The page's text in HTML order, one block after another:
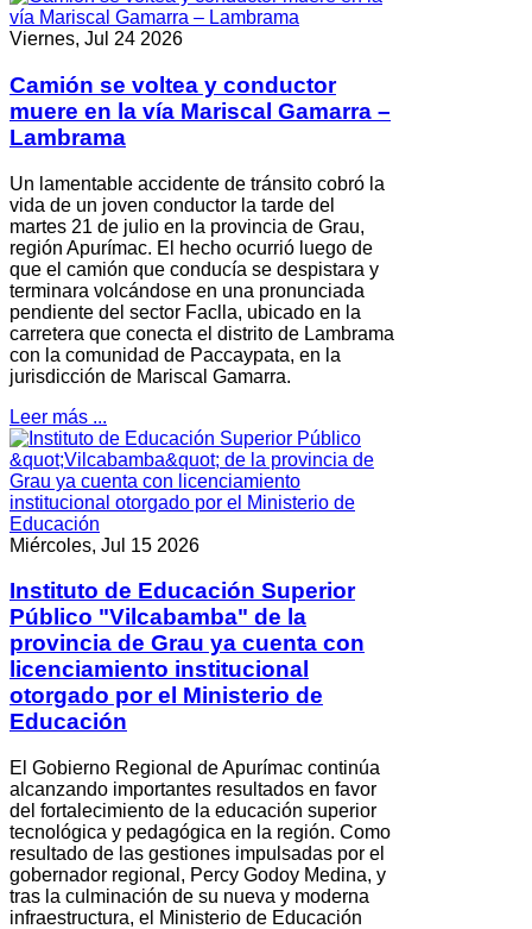
Viernes, Jul 24 2026
Camión se voltea y conductor
muere en la vía Mariscal Gamarra –
Lambrama
Un lamentable accidente de tránsito cobró la
vida de un joven conductor la tarde del
martes 21 de julio en la provincia de Grau,
región Apurímac. El hecho ocurrió luego de
que el camión que conducía se despistara y
terminara volcándose en una pronunciada
pendiente del sector Faclla, ubicado en la
carretera que conecta el distrito de Lambrama
con la comunidad de Paccaypata, en la
jurisdicción de Mariscal Gamarra.
Leer más ...
Miércoles, Jul 15 2026
Instituto de Educación Superior
Público "Vilcabamba" de la
provincia de Grau ya cuenta con
licenciamiento institucional
otorgado por el Ministerio de
Educación
El Gobierno Regional de Apurímac continúa
alcanzando importantes resultados en favor
del fortalecimiento de la educación superior
tecnológica y pedagógica en la región. Como
resultado de las gestiones impulsadas por el
gobernador regional, Percy Godoy Medina, y
tras la culminación de su nueva y moderna
infraestructura, el Ministerio de Educación